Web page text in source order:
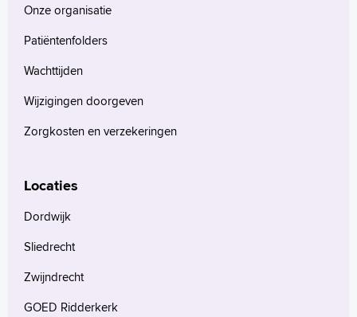
Onze organisatie
Patiëntenfolders
Wachttijden
Wijzigingen doorgeven
Zorgkosten en verzekeringen
Locaties
Dordwijk
Sliedrecht
Zwijndrecht
GOED Ridderkerk